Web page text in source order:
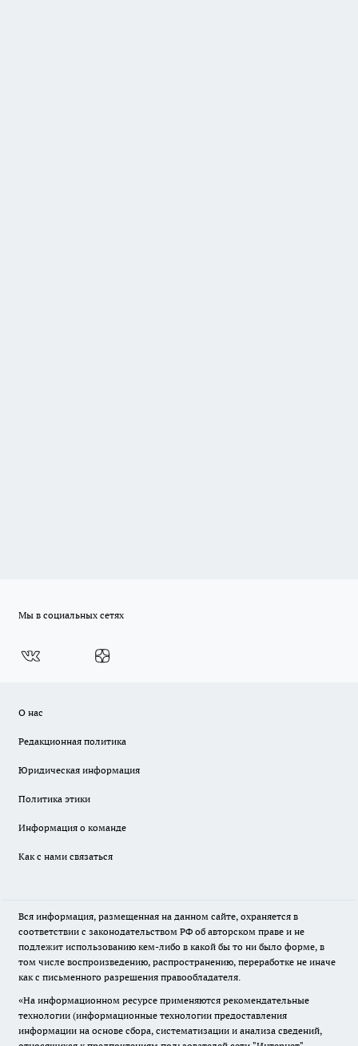
Мы в социальных сетях
О нас
Редакционная политика
Юридическая информация
Политика этики
Информация о команде
Как с нами связаться
Вся информация, размещенная на данном сайте, охраняется в
соответствии с законодательством РФ об авторском праве и не
подлежит использованию кем-либо в какой бы то ни было форме, в
том числе воспроизведению, распространению, переработке не иначе
как с письменного разрешения правообладателя.
«На информационном ресурсе применяются рекомендательные
технологии (информационные технологии предоставления
информации на основе сбора, систематизации и анализа сведений,